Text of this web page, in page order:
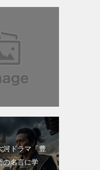
河ドラマ『豊
の名言に学